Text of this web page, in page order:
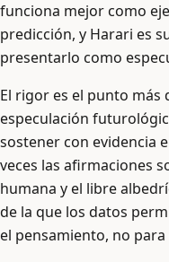
funciona mejor como
predicción, y Harari es
presentarlo como
El rigor es el punto más
especulación
sostener con evidencia
veces las afirmaciones
humana y el libre
de la que los datos
el pensamiento, no